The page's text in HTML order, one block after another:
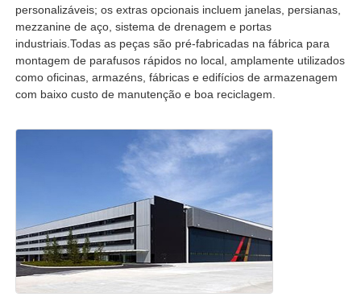
Fabricação da construção de aço
Material de construção de aço
Cabanagem
Garagem de aço
personalizáveis; os extras opcionais incluem janelas, persianas,
mezzanine de aço, sistema de drenagem e portas
industriais.Todas as peças são pré-fabricadas na fábrica para
montagem de parafusos rápidos no local, amplamente utilizados
como oficinas, armazéns, fábricas e edifícios de armazenagem
com baixo custo de manutenção e boa reciclagem.